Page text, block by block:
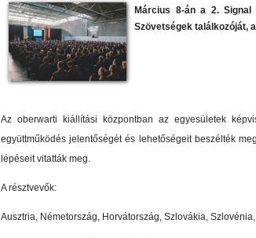
Március 8-án a 2.
Szövetségek találkozóját,
Az oberwarti kiállítási központban az egyesületek
együttműködés jelentőségét és lehetőségeit beszélték
lépéseit vitatták meg.
A résztvevők:
Ausztria, Németország, Horvátország, Szlovákia,